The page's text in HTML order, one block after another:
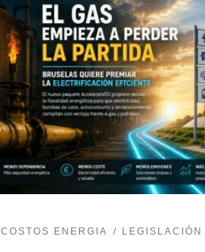
COSTOS ENERGIA LEGISLACIÓN